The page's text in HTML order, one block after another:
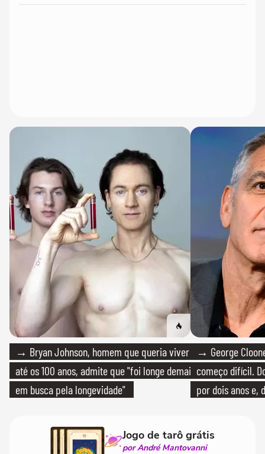
→ Bryan Johnson, homem que queria viver
até os 100 anos, admite que "foi longe demais
em busca pela longevidade"
→ George
começo difícil.
por dois anos e,
Jogo de tarô grátis
por André Mantovanni